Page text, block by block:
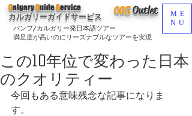
CGSOutlet
バンフ/カルガリー発日本語ツアー
満足度が高いのにリーズナブルなツアーを実現
CalgaryGuideService
カルガリーガイドサービス
ME
NU
この10年位で変わった日本
のクオリティー
今回もある意味残念な記事になりま
す。